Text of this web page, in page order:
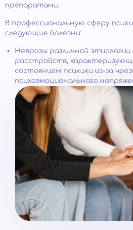
препаратами.
В профессиональную сферу
следующие болезни:
Неврозы различной этиологии
расстройств,
состоянием психики из-за
психоэмоционального